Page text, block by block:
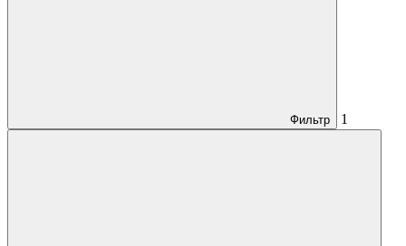
Фильтр 1